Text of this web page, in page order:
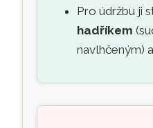
Pro údržbu ji
hadříkem
navlhčeným)